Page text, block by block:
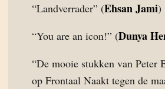
“Landverrader” (Ehsan Jami)
“You are an icon!” (Dunya
“De mooie stukken van Peter
op Frontaal Naakt tegen de